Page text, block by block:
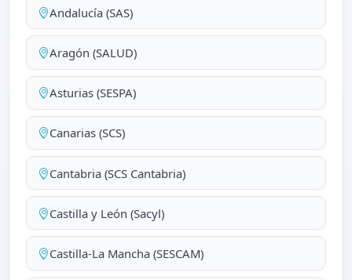
Andalucía (SAS)
Aragón (SALUD)
Asturias (SESPA)
Canarias (SCS)
Cantabria (SCS Cantabria)
Castilla y León (Sacyl)
Castilla-La Mancha (SESCAM)